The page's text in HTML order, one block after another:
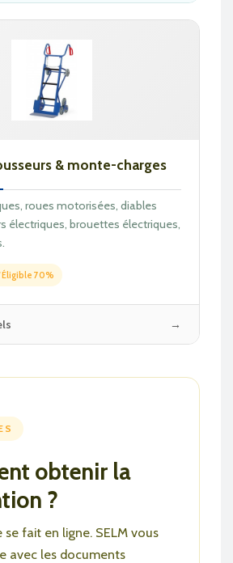
& monte-charges
roues motorisées, diables
électriques, brouettes électriques,
Éligible 70%
→
obtenir la
?
se fait en ligne. SELM vous
avec les documents